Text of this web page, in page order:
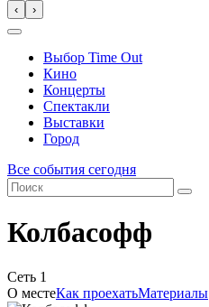
‹ ›
Выбор Time Out
Кино
Концерты
Спектакли
Выставки
Город
Все события сегодня
Колбасофф
Сеть 1
О местеКак проехатьМатериалы